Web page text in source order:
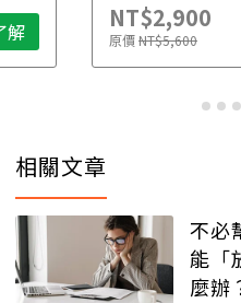
解 NT$2,900
原價NT$5,600
相關文章
不必
能「
麼辦